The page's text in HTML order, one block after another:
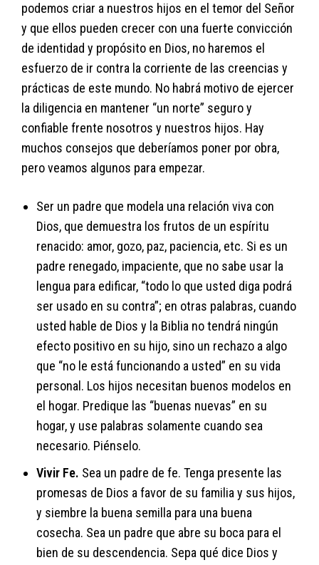
podemos criar a nuestros hijos en el temor del Señor
y que ellos pueden crecer con una fuerte convicción
de identidad y propósito en Dios, no haremos el
esfuerzo de ir contra la corriente de las creencias y
prácticas de este mundo. No habrá motivo de ejercer
la diligencia en mantener “un norte” seguro y
confiable frente nosotros y nuestros hijos. Hay
muchos consejos que deberíamos poner por obra,
pero veamos algunos para empezar.
Ser un padre que modela una relación viva con
Dios, que demuestra los frutos de un espíritu
renacido: amor, gozo, paz, paciencia, etc. Si es un
padre renegado, impaciente, que no sabe usar la
lengua para edificar, “todo lo que usted diga podrá
ser usado en su contra”; en otras palabras, cuando
usted hable de Dios y la Biblia no tendrá ningún
efecto positivo en su hijo, sino un rechazo a algo
que “no le está funcionando a usted” en su vida
personal. Los hijos necesitan buenos modelos en
el hogar. Predique las “buenas nuevas” en su
hogar, y use palabras solamente cuando sea
necesario. Piénselo.
Vivir Fe. Sea un padre de fe. Tenga presente las
promesas de Dios a favor de su familia y sus hijos,
y siembre la buena semilla para una buena
cosecha. Sea un padre que abre su boca para el
bien de su descendencia. Sepa qué dice Dios y